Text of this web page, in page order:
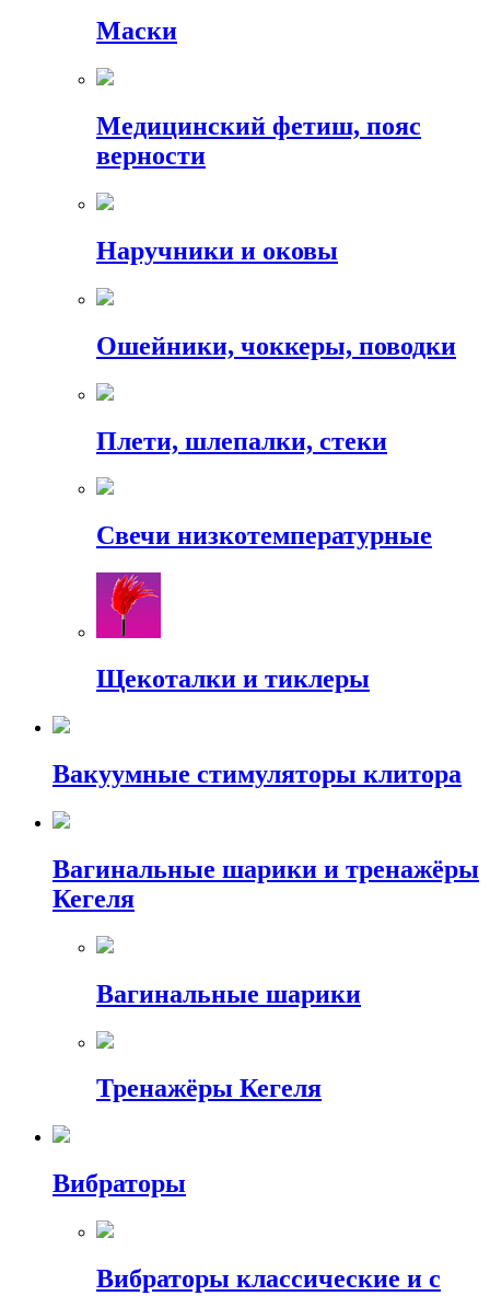
Маски
Медицинский фетиш, пояс
верности
Наручники и оковы
Ошейники, чоккеры, поводки
Плети, шлепалки, стеки
Свечи низкотемпературные
Щекоталки и тиклеры
Вакуумные стимуляторы клитора
Вагинальные шарики и тренажёры
Кегеля
Вагинальные шарики
Тренажёры Кегеля
Вибраторы
Вибраторы классические и с